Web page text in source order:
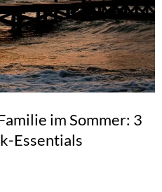
im Sommer: 3
Essentials